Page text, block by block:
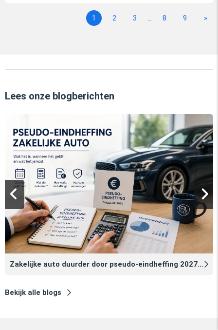
1 2 3 ... 8 9 »
Lees onze blogberichten
Zakelijke auto duurder door pseudo‑eindheffing 2027: zo voorkomt u dat
Bekijk alle blogs